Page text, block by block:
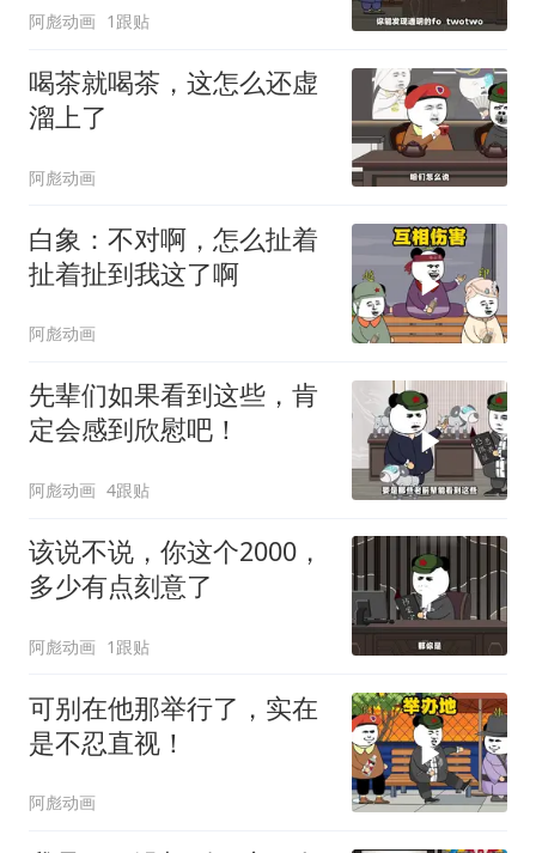
阿彪动画 1跟贴
喝茶就喝茶，这怎么还虚
溜上了
阿彪动画
白象：不对啊，怎么扯着
扯着扯到我这了啊
阿彪动画
先辈们如果看到这些，肯
定会感到欣慰吧！
阿彪动画 4跟贴
该说不说，你这个2000，
多少有点刻意了
阿彪动画 1跟贴
可别在他那举行了，实在
是不忍直视！
阿彪动画